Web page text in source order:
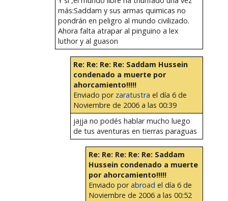
más:Saddam y sus armas quimicas no
pondrán en peligro al mundo civilizado.
Ahora falta atrapar al pinguino a lex
luthor y al guason
Re: Re: Re: Re: Saddam Hussein
condenado a muerte por
ahorcamiento!!!!!
Enviado por zaratustra el día 6 de
Noviembre de 2006 a las 00:39
jajja no podés hablar mucho luego
de tus aventuras en tierras paraguas
Re: Re: Re: Re: Re: Saddam
Hussein condenado a muerte
por ahorcamiento!!!!!
Enviado porabroad el día 6 de
Noviembre de 2006 a las 00:52